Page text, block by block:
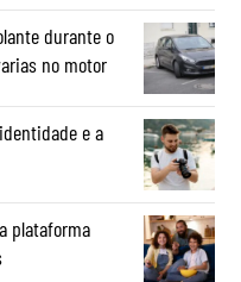
durante o
no motor
e a
plataforma